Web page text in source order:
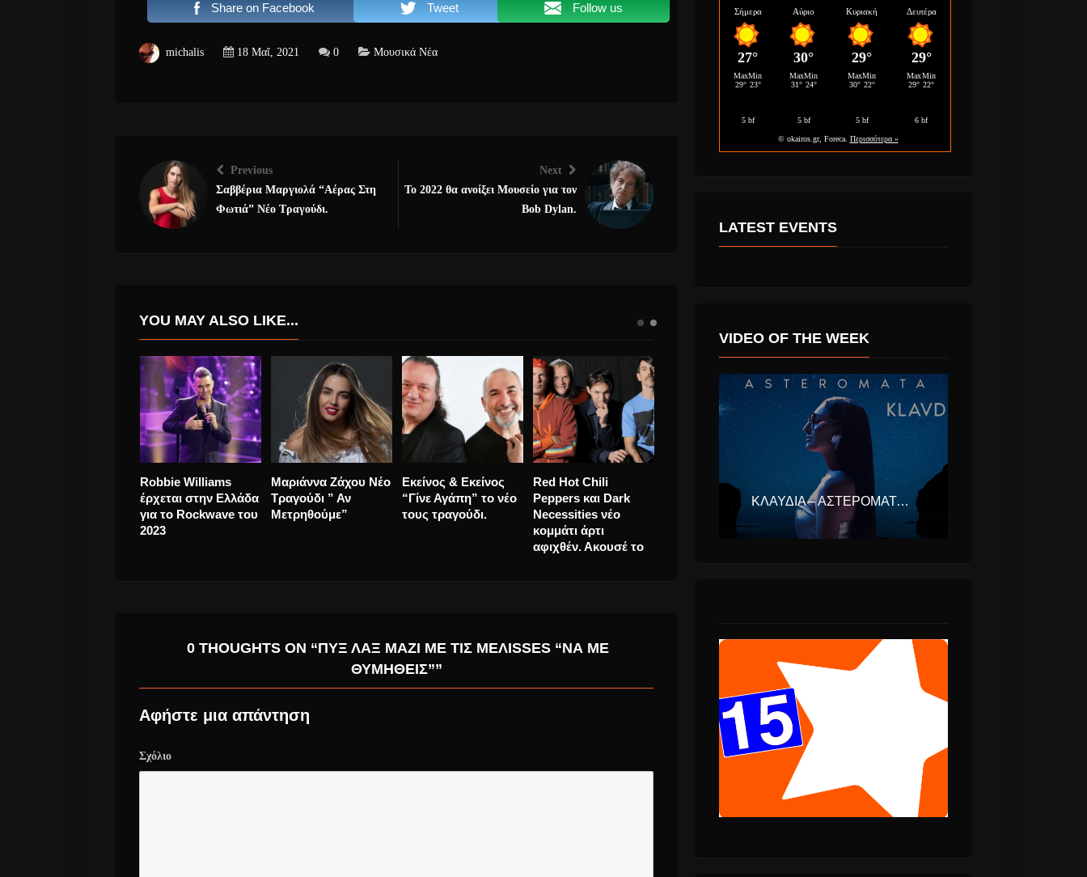
Share on Facebook Tweet Follow us
michalis 18 Μαΐ, 2021 0 Μουσικά Νέα
Previous
Σαββέρια Μαργιολά “Αέρας Στη
Φωτιά” Νέο Τραγούδι.
Next
Το 2022 θα ανοίξει Μουσείο για τον
Bob Dylan.
YOU MAY ALSO LIKE...
Shaya “Yolo”
επανήλθε με Νέο
Τραγούδι, και
VideoClip.
Το υπέροχο acoustic
session της Katerine
Duska «Slow»
Robbie Williams
έρχεται στην Ελλάδα
για το Rockwave του
Μαριάννα Ζάχου Νέο
Τραγούδι ” Αν
Μετρηθούμε”
Εκείνος & Εκείνος
“Γίνε Αγάπη” το νέο
τους τραγούδι.
Red Hot Chili
Peppers και Dark
Necessities νέο
κομμάτι άρτι
0 THOUGHTS ON “ΠΥΞ ΛΑΞ ΜΑΖΊ ΜΕ ΤΙΣ MΕΛISSES “ΝΑ MΕ
ΘΥΜΗΘΕΊΣ””
Αφήστε μια απάντηση
Σχόλιο
LATEST EVENTS
VIDEO OF THE WEEK
ΚΛΑΥΔΊΑ – ΑΣΤΕΡΟΜΆΤΑ (EUROVISION ΕΛΛΆΔΑ 2025)